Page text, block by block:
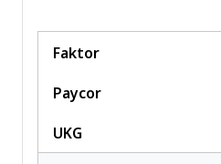
Faktor
Paycor
UKG